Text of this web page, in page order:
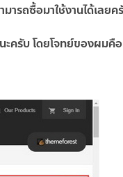
ารถซื้อมาใช้งานได้เลยค
ครับ โดยโจทย์ของผมคื